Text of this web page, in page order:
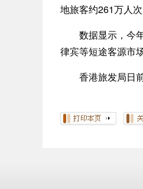
地旅客约261万人次
数据显示，今年
律宾等短途客源市
香港旅发局日前